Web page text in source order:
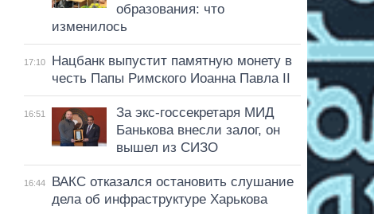
образования: что
изменилось
17:10
Нацбанк выпустит памятную монету в
честь Папы Римского Иоанна Павла II
16:51
За экс-госсекретаря МИД
Банькова внесли залог, он
вышел из СИЗО
16:44
ВАКС отказался остановить слушание
дела об инфраструктуре Харькова